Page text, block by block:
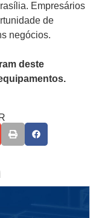
Empresários
de
negócios.
deste